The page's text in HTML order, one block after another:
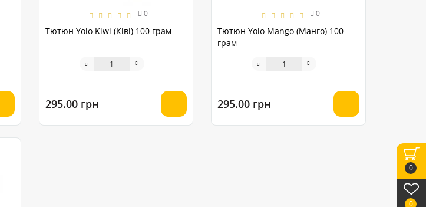
0
0
0
Тютюн Yolo Kiwi (Ківі) 100 грам
295.00 грн
0
Тютюн Yolo Mango (Манго) 100
грам
295.00 грн